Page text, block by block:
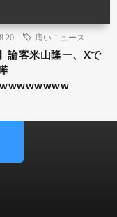
痛いニュース
論客米山隆一、Xで